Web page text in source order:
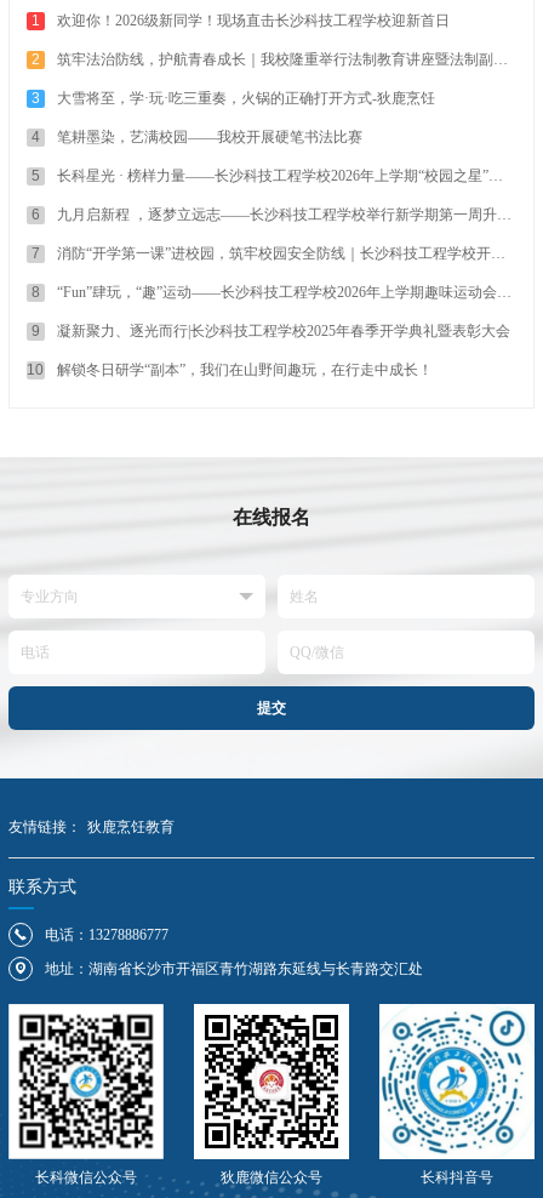
1 欢迎你！2026级新同学！现场直击长沙科技工程学校迎新首日
2
筑牢法治防线，护航青春成长｜我校隆重举行法制教育讲座暨法制副校
3 大雪将至，学·玩·吃三重奏，火锅的正确打开方式-狄鹿烹饪
4 笔耕墨染，艺满校园——我校开展硬笔书法比赛
5
长科星光 · 榜样力量——长沙科技工程学校2026年上学期“校园之星”风
6
九月启新程 ，逐梦立远志——长沙科技工程学校举行新学期第一周升旗
7
消防“开学第一课”进校园，筑牢校园安全防线｜长沙科技工程学校开展
8
“Fun”肆玩，“趣”运动——长沙科技工程学校2026年上学期趣味运动会欢
9 凝新聚力、逐光而行|长沙科技工程学校2025年春季开学典礼暨表彰大会
10 解锁冬日研学“副本”，我们在山野间趣玩，在行走中成长！
在线报名
提交
友情链接： 狄鹿烹饪教育
联系方式
电话：13278886777
地址：湖南省长沙市开福区青竹湖路东延线与长青路交汇处
长科微信公众号 狄鹿微信公众号 长科抖音号